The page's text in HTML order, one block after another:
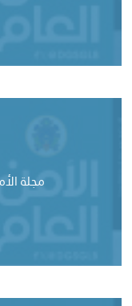
مجلة الأمن